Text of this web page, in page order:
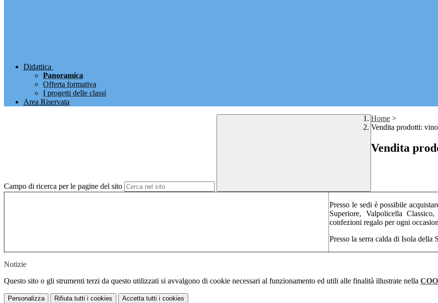
Didattica
Panoramica
Offerta formativa
I progetti delle classi
Area Riservata
Campo di ricerca per le pagine del sito
Home >
Vendita prodotti:
Vendita
Presso le sedi è possibile
Superiore, Valpolicella
confezioni regalo per ogni
Presso la serra calda di Isola della
Notizie
Questo sito o gli strumenti terzi da questo utilizzati si avvalgono di cookie necessari al funzionamento ed utili alle finalità illustrate nella
Personalizza Rifiuta tutti i cookies Accetta tutti i cookies